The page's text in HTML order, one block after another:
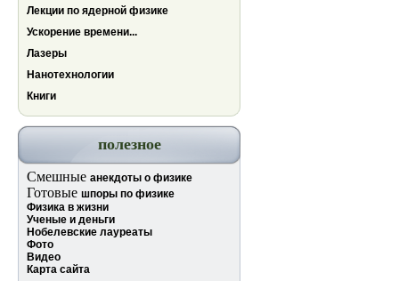
Лекции по ядерной физике
Ускорение времени...
Лазеры
Нанотехнологии
Книги
полезное
Смешные анекдоты о физике
Готовые шпоры по физике
Физика в жизни
Ученые и деньги
Нобелевские лауреаты
Фото
Видео
Карта сайта